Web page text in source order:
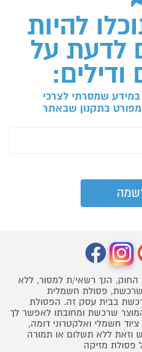
להיות
לדעת על
שמסרתי לצרכי
בתקנון שבאתר
הנך רשאי/ת למסור, ללא
פסולת חשמלית
רכשת בבית עסק זה. הפסולת
שרכשת ומחובתו לאפשר לך
חשמלי ואלקטרוני דומה,
וזאת ללא תשלום או תמורה
מזיקה